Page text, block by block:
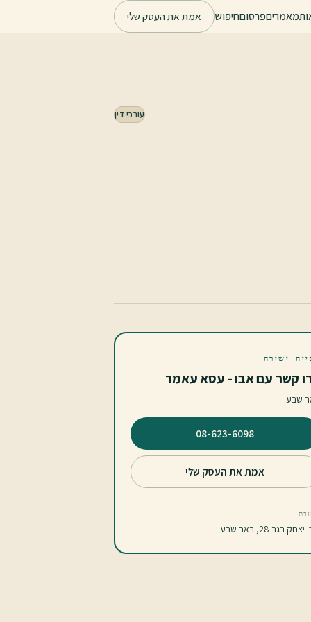
מאמריםפרסוםחיפוש אמת את העסק שלי
עורכי דין
ישירה
קשר עם אבו - עסא עאמר
שבע
⁦08-623-6098⁩
אמת את העסק שלי
רגר 28, באר שבע